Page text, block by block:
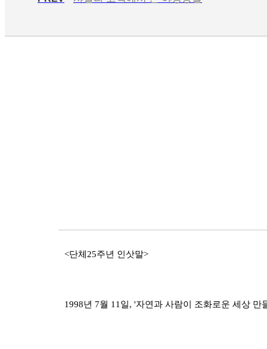
<단체25주년 인삿말>
1998년 7월 11일, '자연과 사람이 조화로운 세상